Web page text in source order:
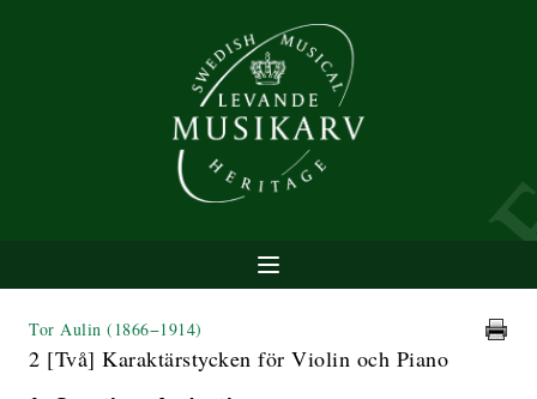
Tor Aulin (1866−1914)
2 [Två] Karaktärstycken för Violin och Piano